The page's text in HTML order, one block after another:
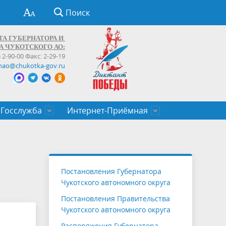
Поиск
ГУБЕРНАТОРА И
ЧУКОТСКОГО АО:
2-90-00 Факс: 2-29-19
gov.ru
Госслужба
служащих Чукотского автономного
Интернет-Приёмная
Постановления Губернатора
Чукотского автономного округа
Постановления Правительства
Чукотского автономного округа